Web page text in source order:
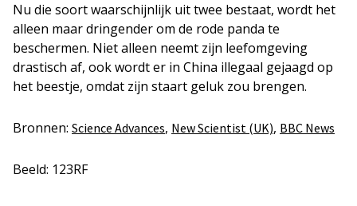
Nu die soort waarschijnlijk uit twee bestaat, wordt het
alleen maar dringender om de rode panda te
beschermen. Niet alleen neemt zijn leefomgeving
drastisch af, ook wordt er in China illegaal gejaagd op
het beestje, omdat zijn staart geluk zou brengen.
Bronnen: Science Advances, New Scientist (UK), BBC News
Beeld: 123RF